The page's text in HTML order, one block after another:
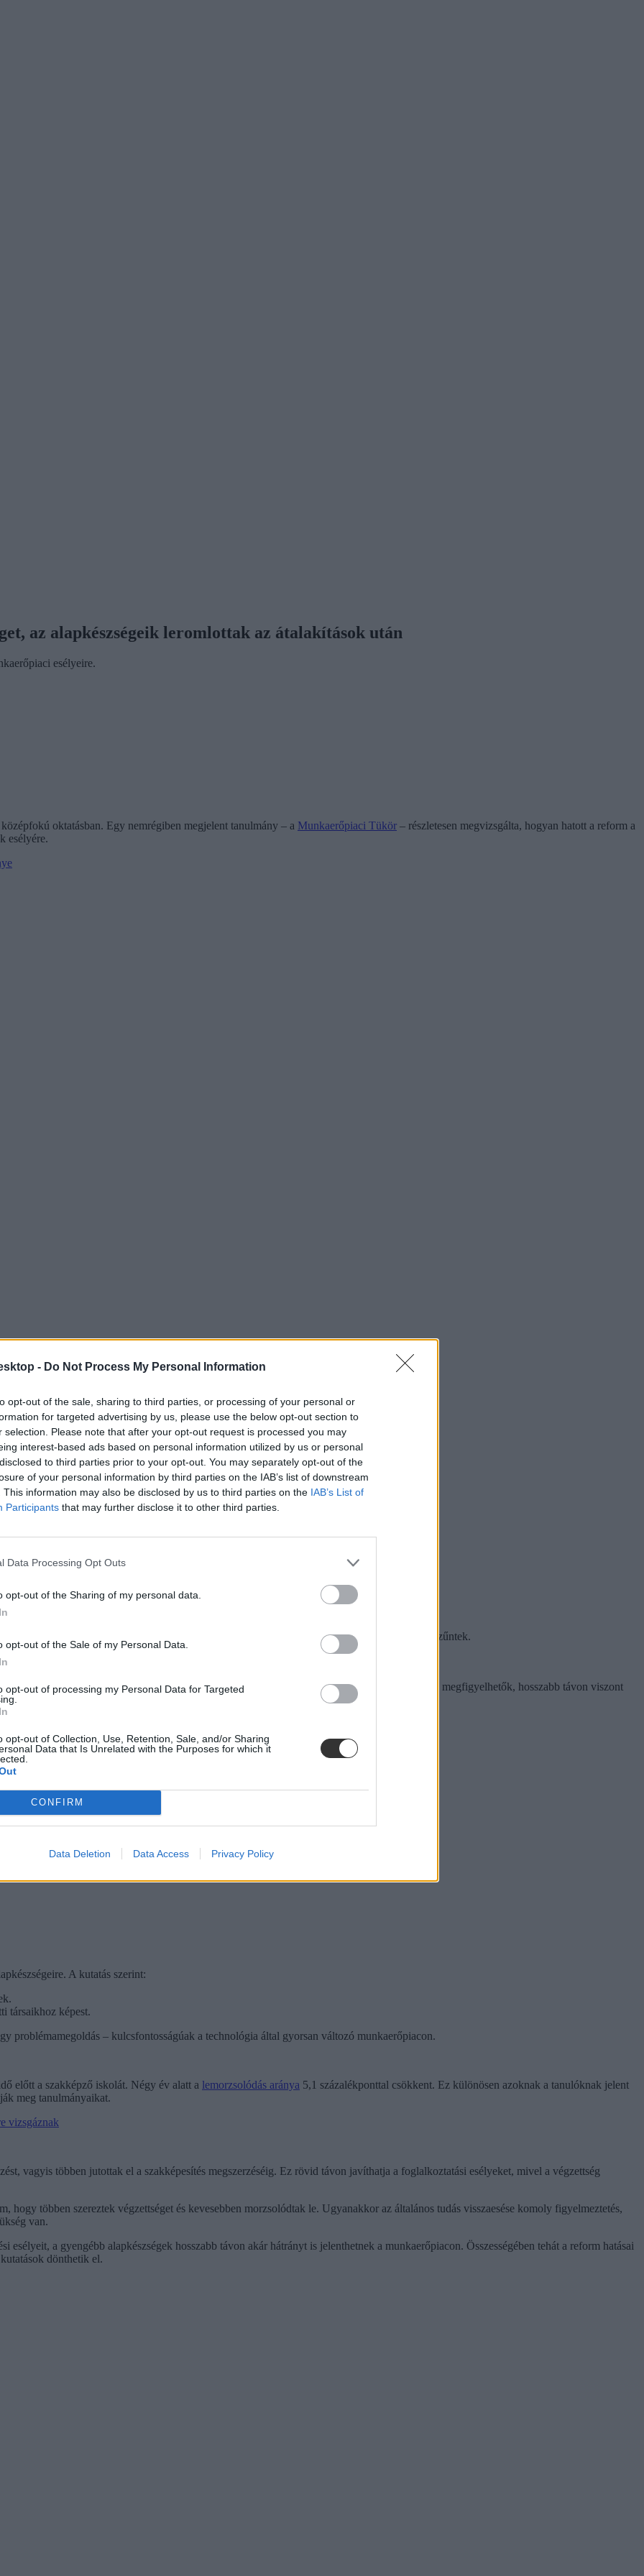
- Do Not Process My Personal Information
opt-out of the sale, sharing to third parties, or processing of your personal or
for targeted advertising by us, please use the below opt-out section to
selection. Please note that after your opt-out request is processed you may
interest-based ads based on personal information utilized by us or personal
to third parties prior to your opt-out. You may separately opt-out of the
of your personal information by third parties on the IAB’s list of downstream
This information may also be disclosed by us to third parties on the IAB’s List of
Participants that may further disclose it to other third parties.
Data Processing Opt Outs
opt-out of the Sharing of my personal data.
opt-out of the Sale of my Personal Data.
opt-out of processing my Personal Data for Targeted
opt-out of Collection, Use, Retention, Sale, and/or Sharing
Data that Is Unrelated with the Purposes for which it
CONFIRM
Data Deletion Data Access Privacy Policy
az alapkészségeik leromlottak az átalakítások után
esélyeire.
oktatásban. Egy nemrégiben megjelent tanulmány – a Munkaerőpiaci Tükör – részletesen megvizsgálta, hogyan hatott a reform a
esélyére.
hároméves lett.
magyar nyelv és más általános tantárgyak óraszáma. A 11. évfolyamon ezek már teljesen megszűntek.
végig jelen van a duális képzés (iskolai és céges gyakorlat).
évesen elhagyhatják az iskolát, korábban ez 18 év volt.
segítségével. Az eredmények vegyes képet mutatnak: rövid távon pozitív tendenciák is megfigyelhetők, hosszabb távon viszont
A kutatás szerint:
társaikhoz képest.
problémamegoldás – kulcsfontosságúak a technológia által gyorsan változó munkaerőpiacon.
előtt a szakképző iskolát. Négy év alatt a lemorzsolódás aránya 5,1 százalékponttal csökkent. Ez különösen azoknak a tanulóknak jelent
meg tanulmányaikat.
vizsgáznak
vagyis többen jutottak el a szakképesítés megszerzéséig. Ez rövid távon javíthatja a foglalkoztatási esélyeket, mivel a végzettség
hogy többen szereztek végzettséget és kevesebben morzsolódtak le. Ugyanakkor az általános tudás visszaesése komoly figyelmeztetés,
van.
a gyengébb alapkészségek hosszabb távon akár hátrányt is jelenthetnek a munkaerőpiacon. Összességében tehát a reform hatásai
dönthetik el.